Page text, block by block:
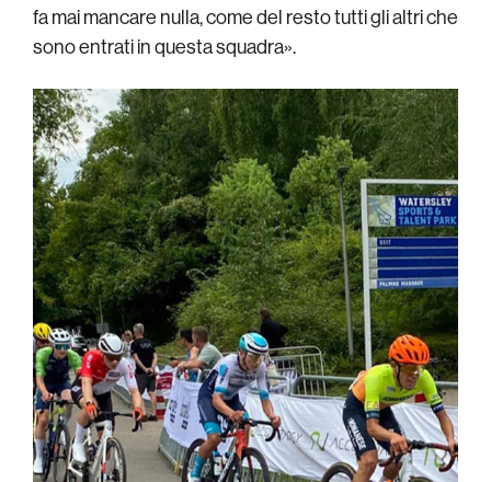
fa mai mancare nulla, come del resto tutti gli altri che
sono entrati in questa squadra».